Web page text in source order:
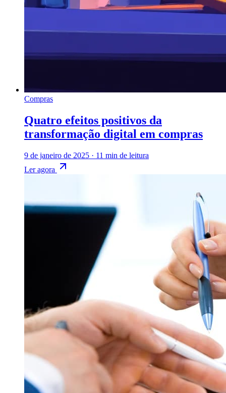
Compras
Quatro efeitos positivos da
transformação digital em compras
9 de janeiro de 2025 · 11 min de leitura
Ler agora